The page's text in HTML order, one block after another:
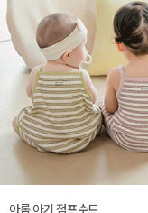
아롬 아기 점프수트